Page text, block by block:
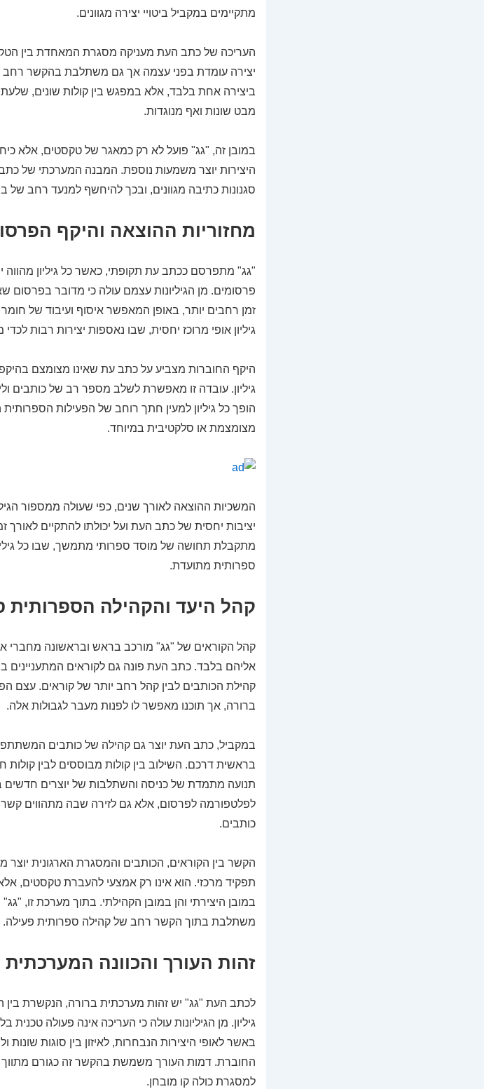
מתקיימים במקביל ביטויי יצירה מגוונים.
העריכה של כתב העת מעניקה מסגרת המאחדת בין
יצירה עומדת בפני עצמה אך גם משתלבת בהקשר רחב
ביצירה אחת בלבד, אלא במפגש בין קולות שונים,
מבט שונות ואף מנוגדות.
במובן זה, "גג" פועל לא רק כמאגר של טקסטים, אלא
היצירות יוצר משמעות נוספת. המבנה המערכתי של כתב
סגנונות כתיבה מגוונים, ובכך להיחשף למנעד רחב של
מחזוריות ההוצאה והיקף
"גג" מתפרסם ככתב עת תקופתי, כאשר כל גיליון
פרסומים. מן הגיליונות עצמם עולה כי מדובר בפרסום
זמן רחבים יותר, באופן המאפשר איסוף ועיבוד של
גיליון אופי מרוכז יחסית, שבו נאספות יצירות רבות
היקף החוברות מצביע על כתב עת שאינו מצומצם
גיליון. עובדה זו מאפשרת לשלב מספר רב של כותבים
הופך כל גיליון למעין חתך רוחב של הפעילות
מצומצמת או סלקטיבית במיוחד.
המשכיות ההוצאה לאורך שנים, כפי שעולה ממספור
יציבות יחסית של כתב העת ועל יכולתו להתקיים
מתקבלת תחושה של מוסד ספרותי מתמשך, שבו כל
ספרותית מתועדת.
קהל היעד והקהילה
קהל הקוראים של "גג" מורכב בראש ובראשונה מחברי
אליהם בלבד. כתב העת פונה גם לקוראים המתעניינים
קהילת הכותבים לבין קהל רחב יותר של קוראים. עצם
ברורה, אך תוכנו מאפשר לו לפנות מעבר לגבולות אלה.
במקביל, כתב העת יוצר גם קהילה של כותבים
בראשית דרכם. השילוב בין קולות מבוססים לבין
תנועה מתמדת של כניסה והשתלבות של יוצרים
לפלטפורמה לפרסום, אלא גם לזירה שבה מתהווים
כותבים.
הקשר בין הקוראים, הכותבים והמסגרת הארגונית
תפקיד מרכזי. הוא אינו רק אמצעי להעברת טקסטים,
במובן היצירתי והן במובן הקהילתי. בתוך מערכת זו,
משתלבת בתוך הקשר רחב של קהילה ספרותית פעילה.
זהות העורך והכוונה המערכתית
לכתב העת "גג" יש זהות מערכתית ברורה, הנקשרת בין
גיליון. מן הגיליונות עולה כי העריכה אינה פעולה
באשר לאופי היצירות הנבחרות, לאיזון בין סוגות
החוברת. דמות העורך משמשת בהקשר זה כגורם מתווך
למסגרת כולה קו מובחן.